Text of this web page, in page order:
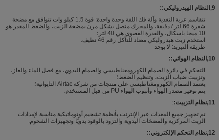
9
,النظام الهيدروليكي::
تتقاسم عربة التغذية وآلة فك اللفة وحدة واحدة: قوة 1.5 كيلو وات تتوافق مع مضخة
شفرة 66 لتر / دقيقة، والمحرك متصل بشكل مرن بمضخة الزيت، والضغط المقدر هو
10 ميجا باسكال، والقدرة القصوى هي 40 لتر؛
استخدم زيت هيدروليكي مضاد للتآكل رقم 46 نظيف.
طريقة التبريد: لا يوجد
10
,النظام الهوائي::
التحكم في دائرة الصمام الكهرومغناطيسي والصمام اليدوي، مع فصل الماء والغاز،
وتزييت ضباب الزيت، وتنظيم الضغط؛
يعتمد الصمام الكهرومغناطيسي على منتجات من شركة Airtac التايوانية؛
يتم توفير مصدر الهواء وأنبوب الهواء PU من قبل المستخدم.
11
,نظام التزييت::
تم تجهيز جميع المعدات عبر الإنترنت بأنظمة تشحيم أوتوماتيكية مناسبة لإمدادات
الزيت المركزية والمضخات اليدوية والتزود بالوقود يدويًا وتجهيزات الشحوم.
12
,نظام التحكم الإلكتروني::